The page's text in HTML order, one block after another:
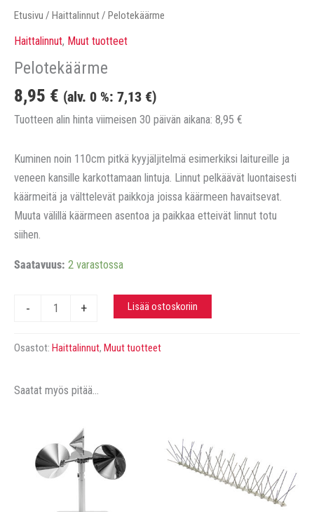
Etusivu / Haittalinnut / Pelotekäärme
Haittalinnut, Muut tuotteet
Pelotekäärme
8,95 € (alv. 0 %: 7,13 €)
Tuotteen alin hinta viimeisen 30 päivän aikana: 8,95 €
Kuminen noin 110cm pitkä kyyjäljitelmä esimerkiksi laitureille ja
veneen kansille karkottamaan lintuja. Linnut pelkäävät luontaisesti
käärmeitä ja välttelevät paikkoja joissa käärmeen havaitsevat.
Muuta välillä käärmeen asentoa ja paikkaa etteivät linnut totu
siihen.
Saatavuus: 2 varastossa
-
Pelotekäärme
+ Lisää ostoskoriin
Osastot: Haittalinnut, Muut tuotteet
Saatat myös pitää...